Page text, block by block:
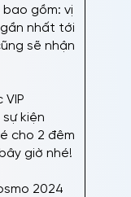
gồm: vị
nhất tới
sẽ nhận
VIP
kiện
cho 2 đêm
giờ nhé!
2024